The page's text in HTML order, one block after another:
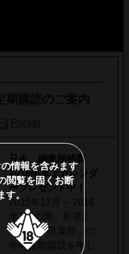
期購読のご案内
Pocket
只今、編集部特製
2016年卓上カレンダ
ープレゼント中！
2015年12月～ 2016
年1月の間、新規に
「マニア倶楽部」の
年間定期購読を申し
情報を含みます
閲覧を固くお断
す。